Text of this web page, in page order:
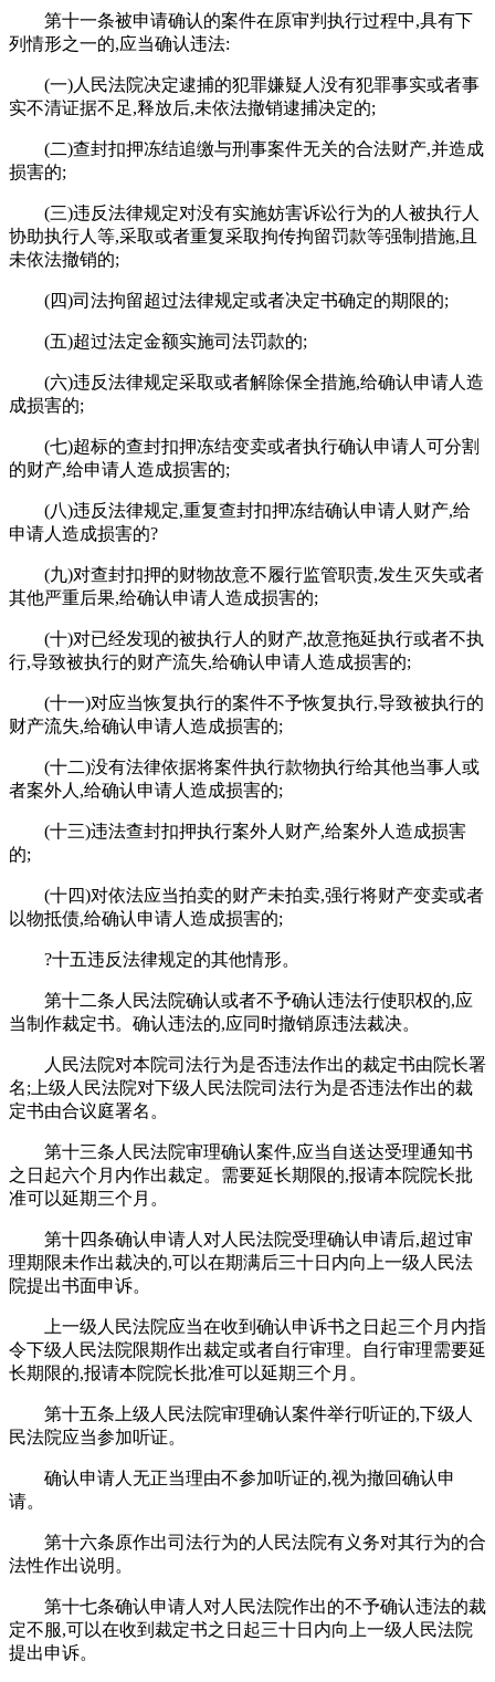
第十一条被申请确认的案件在原审判执行过程中,具有下
列情形之一的,应当确认违法:
(一)人民法院决定逮捕的犯罪嫌疑人没有犯罪事实或者事
实不清证据不足,释放后,未依法撤销逮捕决定的;
(二)查封扣押冻结追缴与刑事案件无关的合法财产,并造成
损害的;
(三)违反法律规定对没有实施妨害诉讼行为的人被执行人
协助执行人等,采取或者重复采取拘传拘留罚款等强制措施,且
未依法撤销的;
(四)司法拘留超过法律规定或者决定书确定的期限的;
(五)超过法定金额实施司法罚款的;
(六)违反法律规定采取或者解除保全措施,给确认申请人造
成损害的;
(七)超标的查封扣押冻结变卖或者执行确认申请人可分割
的财产,给申请人造成损害的;
(八)违反法律规定,重复查封扣押冻结确认申请人财产,给
申请人造成损害的?
(九)对查封扣押的财物故意不履行监管职责,发生灭失或者
其他严重后果,给确认申请人造成损害的;
(十)对已经发现的被执行人的财产,故意拖延执行或者不执
行,导致被执行的财产流失,给确认申请人造成损害的;
(十一)对应当恢复执行的案件不予恢复执行,导致被执行的
财产流失,给确认申请人造成损害的;
(十二)没有法律依据将案件执行款物执行给其他当事人或
者案外人,给确认申请人造成损害的;
(十三)违法查封扣押执行案外人财产,给案外人造成损害
的;
(十四)对依法应当拍卖的财产未拍卖,强行将财产变卖或者
以物抵债,给确认申请人造成损害的;
?十五违反法律规定的其他情形。
第十二条人民法院确认或者不予确认违法行使职权的,应
当制作裁定书。确认违法的,应同时撤销原违法裁决。
人民法院对本院司法行为是否违法作出的裁定书由院长署
名;上级人民法院对下级人民法院司法行为是否违法作出的裁
定书由合议庭署名。
第十三条人民法院审理确认案件,应当自送达受理通知书
之日起六个月内作出裁定。需要延长期限的,报请本院院长批
准可以延期三个月。
第十四条确认申请人对人民法院受理确认申请后,超过审
理期限未作出裁决的,可以在期满后三十日内向上一级人民法
院提出书面申诉。
上一级人民法院应当在收到确认申诉书之日起三个月内指
令下级人民法院限期作出裁定或者自行审理。自行审理需要延
长期限的,报请本院院长批准可以延期三个月。
第十五条上级人民法院审理确认案件举行听证的,下级人
民法院应当参加听证。
确认申请人无正当理由不参加听证的,视为撤回确认申
请。
第十六条原作出司法行为的人民法院有义务对其行为的合
法性作出说明。
第十七条确认申请人对人民法院作出的不予确认违法的裁
定不服,可以在收到裁定书之日起三十日内向上一级人民法院
提出申诉。